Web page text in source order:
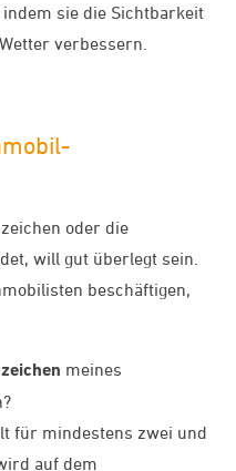
sie die Sichtbarkeit
verbessern.
oder die
will gut überlegt sein.
beschäftigen,
meines
für mindestens zwei und
auf dem